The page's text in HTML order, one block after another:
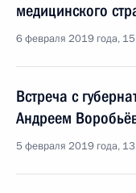
медицинского
6 февраля 2019 года,
Встреча с
Андреем
5 февраля 2019 года,